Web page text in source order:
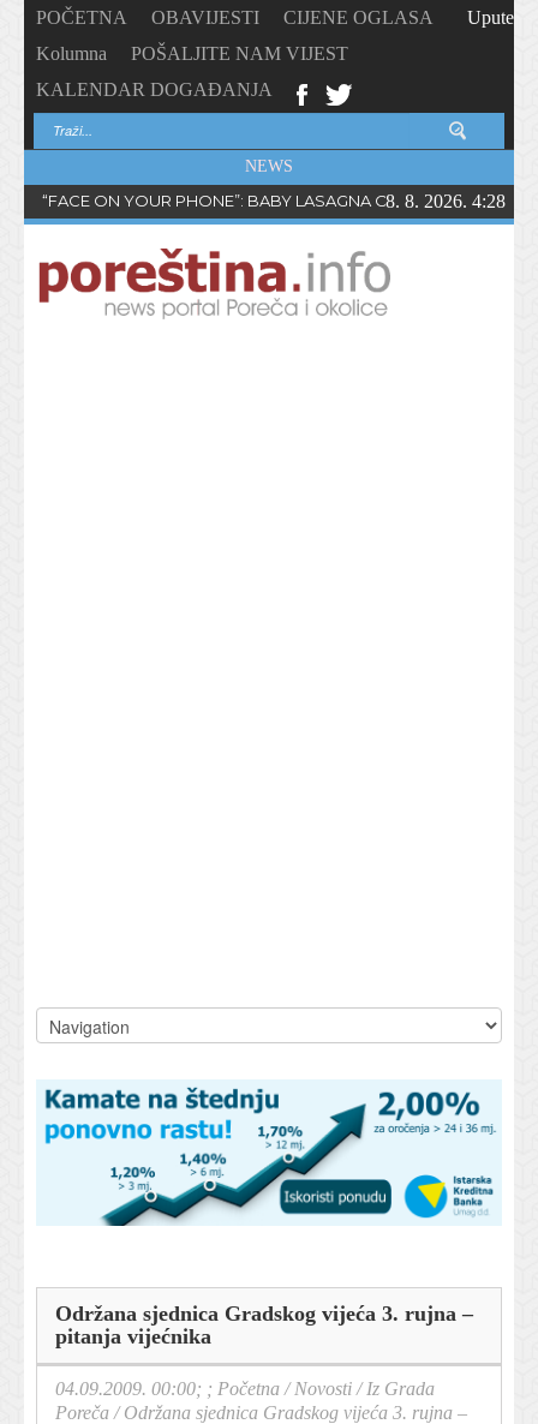
POČETNA OBAVIJESTI
CIJENE OGLASA
Kolumna
POŠALJITE NAM VIJEST
KALENDAR DOGAĐANJA
Upute
NEWS
“FACE ON YOUR PHONE”: BABY LASAGNA OBJAVIO NOVI
8. 8. 2026. 4:28
Održana sjednica Gradskog vijeća 3. rujna –
pitanja vijećnika
04.09.2009. 00:00; ; Početna /Novosti /Iz Grada
Poreča /Održana sjednica Gradskog vijeća 3. rujna –